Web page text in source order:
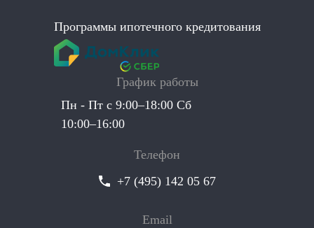
Программы ипотечного кредитования
График работы
Пн - Пт с 9:00–18:00 Сб
10:00–16:00
Телефон
+7 (495) 142 05 67
Email